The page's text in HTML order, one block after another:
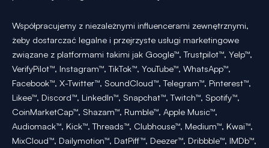
Współpracujemy z niezależnymi influencerami zewnętrznymi,
żeby dostarczać legalne i przejrzyste usługi marketingowe
związane z platformami takimi jak Google™, Trustpilot™, Yelp™,
VerifyPilot™, Instagram™, TikTok™, YouTube™, WhatsApp™,
Facebook™, X-Twitter™, SoundCloud™, Telegram™, Pinterest™,
Likee™, Discord™, LinkedIn™, Snapchat™, Twitch™, Spotify™,
CoinMarketCap™, Shazam™, Rumble™, Apple Music™,
Audiomack™, Kick™, Threads™, Clubhouse™, Medium™, Kwai™,
MixCloud™, Dailymotion™, DatPiff™, Deezer™, Dribbble™, IMDb™,